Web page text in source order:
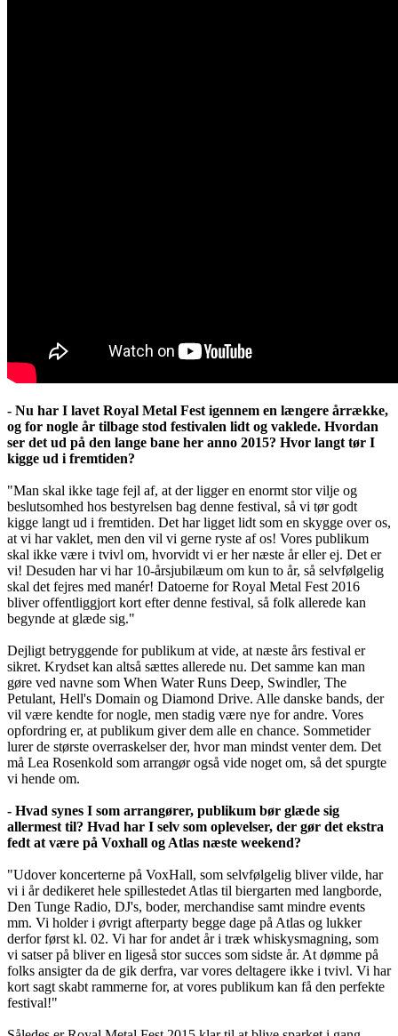
- Nu har I lavet Royal Metal Fest igennem en længere årrække,
og for nogle år tilbage stod festivalen lidt og vaklede. Hvordan
ser det ud på den lange bane her anno 2015? Hvor langt tør I
kigge ud i fremtiden?
"Man skal ikke tage fejl af, at der ligger en enormt stor vilje og
beslutsomhed hos bestyrelsen bag denne festival, så vi tør godt
kigge langt ud i fremtiden. Det har ligget lidt som en skygge over os,
at vi har vaklet, men den vil vi gerne ryste af os! Vores publikum
skal ikke være i tvivl om, hvorvidt vi er her næste år eller ej. Det er
vi! Desuden har vi har 10-årsjubilæum om kun to år, så selvfølgelig
skal det fejres med manér! Datoerne for Royal Metal Fest 2016
bliver offentliggjort kort efter denne festival, så folk allerede kan
begynde at glæde sig."
Dejligt betryggende for publikum at vide, at næste års festival er
sikret. Krydset kan altså sættes allerede nu. Det samme kan man
gøre ved navne som When Water Runs Deep, Swindler, The
Petulant, Hell's Domain og Diamond Drive. Alle danske bands, der
vil være kendte for nogle, men stadig være nye for andre. Vores
opfordring er, at publikum giver dem alle en chance. Sommetider
lurer de største overraskelser der, hvor man mindst venter dem. Det
må Lea Rosenkold som arrangør også vide noget om, så det spurgte
vi hende om.
- Hvad synes I som arrangører, publikum bør glæde sig
allermest til? Hvad har I selv som oplevelser, der gør det ekstra
fedt at være på Voxhall og Atlas næste weekend?
"Udover koncerterne på VoxHall, som selvfølgelig bliver vilde, har
vi i år dedikeret hele spillestedet Atlas til biergarten med langborde,
Den Tunge Radio, DJ's, boder, merchandise samt mindre events
mm. Vi holder i øvrigt afterparty begge dage på Atlas og lukker
derfor først kl. 02. Vi har for andet år i træk whiskysmagning, som
vi satser på bliver en ligeså stor succes som sidste år. At dømme på
folks ansigter da de gik derfra, var vores deltagere ikke i tvivl. Vi har
kort sagt skabt rammerne for, at vores publikum kan få den perfekte
festival!"